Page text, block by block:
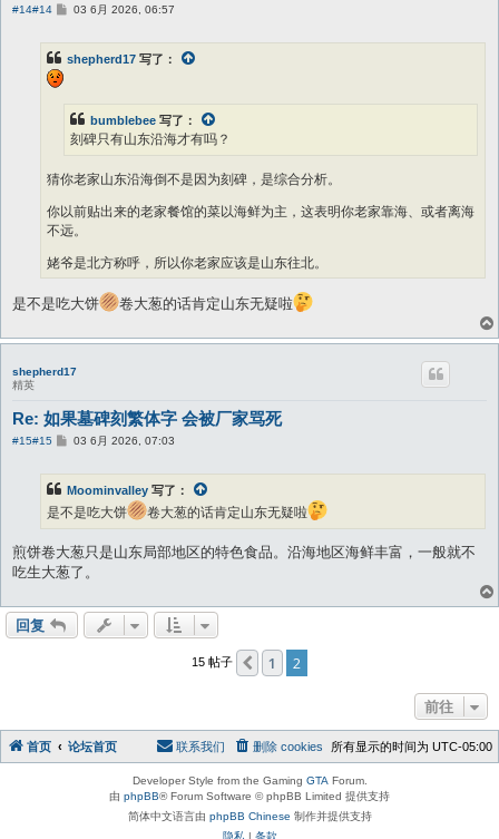
#14#14
帖
03 6月 2026, 06:57
shepherd17 写了：
bumblebee 写了：
刻碑只有山东沿海才有吗？
猜你老家山东沿海倒不是因为刻碑，是综合分析。
你以前贴出来的老家餐馆的菜以海鲜为主，这表明你老家靠海、或者离海
不远。
姥爷是北方称呼，所以你老家应该是山东往北。
"姥爷写得好毛笔字" ，反映文风鼎盛；这更像山东，但也可能是河北沿
海。
你在政治话题辩论方面，经常官腔十足。 这表明你更可能是山东人，因为
山东人官瘾大，喜欢官威。
海。
是不是吃大饼 卷大葱的话肯定山东无疑啦
shepherd17
精英
Re: 如果墓碑刻繁体字 会被厂家骂死
#15#15
帖
03 6月 2026, 07:03
Moominvalley 写了：
是不是吃大饼 卷大葱的话肯定山东无疑啦
煎饼卷大葱只是山东局部地区的特色食品。沿海地区海鲜丰富，一般就不
吃生大葱了。
回复
15 帖子 上一页
1 2
前往
首页 论坛首页 所有显示的时间为 UTC-05:00
删除 cookies
联系我们
Developer Style from the Gaming GTAForum.
由 phpBB® Forum Software © phpBB Limited 提供支持
简体中文语言由 phpBB Chinese 制作并提供支持